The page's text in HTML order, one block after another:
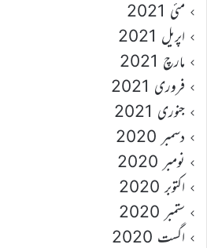
مئی 2021
اپریل 2021
مارچ 2021
فروری 2021
جنوری 2021
دسمبر 2020
نومبر 2020
اکتوبر 2020
ستمبر 2020
اگست 2020